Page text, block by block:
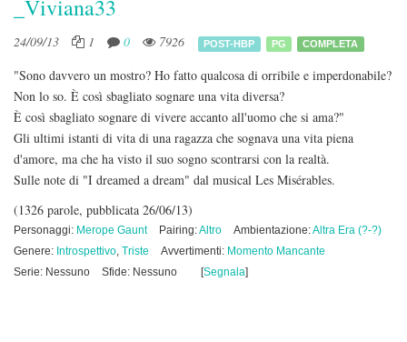
_Viviana33
24/09/13 1 0 7926 POST-HBP PG COMPLETA
"Sono davvero un mostro? Ho fatto qualcosa di orribile e imperdonabile?
Non lo so. È così sbagliato sognare una vita diversa?
È così sbagliato sognare di vivere accanto all'uomo che si ama?"
Gli ultimi istanti di vita di una ragazza che sognava una vita piena
d'amore, ma che ha visto il suo sogno scontrarsi con la realtà.
Sulle note di "I dreamed a dream" dal musical Les Misérables.
(1326 parole, pubblicata 26/06/13)
Personaggi: Merope Gaunt Pairing:Altro Ambientazione:Altra Era (?-?)
Genere: Introspettivo, Triste Avvertimenti: Momento Mancante
Serie: Nessuno
Sfide: Nessuno [Segnala]